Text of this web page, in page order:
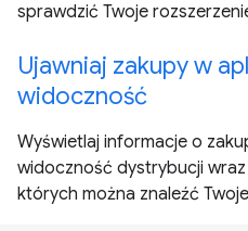
sprawdzić Twoje
Ujawniaj zakupy w
widoczność
Wyświetlaj informacje o
widoczność dystrybucji
których można znaleźć